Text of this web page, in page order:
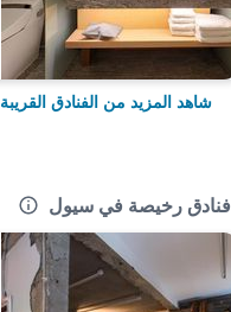
شاهد المزيد من الفنادق القريبة
فنادق رخيصة في سيول